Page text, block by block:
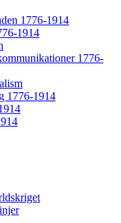
1776-1914
1914
1776-
1776-1914